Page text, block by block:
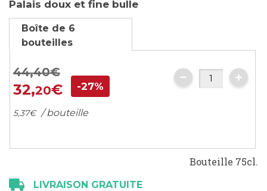
to
the
beginning
of
the
images
gallery
Palais doux et fine bulle
Boîte de 6
bouteilles
44,40€
32,20€ -27%
5,37€ / bouteille
Bouteille 75cl.
LIVRAISON GRATUITE